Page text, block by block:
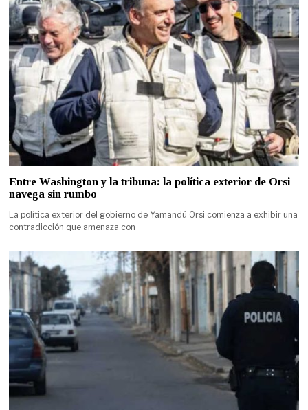
Entre Washington y la tribuna: la política exterior de Orsi
navega sin rumbo
La política exterior del gobierno de Yamandú Orsi comienza a exhibir una
contradicción que amenaza con